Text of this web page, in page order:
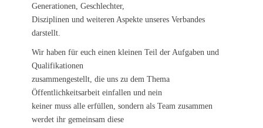
Generationen, Geschlechter,
Disziplinen und weiteren Aspekte unseres Verbandes
darstellt.
Wir haben für euch einen kleinen Teil der Aufgaben und
Qualifikationen
zusammengestellt, die uns zu dem Thema
Öffentlichkeitsarbeit einfallen und nein
keiner muss alle erfüllen, sondern als Team zusammen
werdet ihr gemeinsam diese